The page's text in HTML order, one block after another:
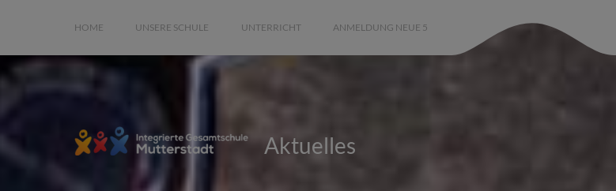
HOME UNSERE SCHULE UNTERRICHT ANMELDUNG NEUE 5
Aktuelles